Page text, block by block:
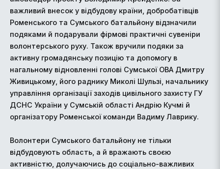
важливий внесок у відбудову країни, добробатівців
Роменського та Сумського батальйону відзначили
подяками й подарували фірмові практичні сувеніри
волонтерського руху. Також вручили подяки за
активну громадянську позицію та допомогу в
нагальному відновленні голові Сумської ОВА Дмитру
Живицькому, його раднику Миколі Шульзі, начальнику
управління організації заходів цивільного захисту ГУ
ДСНС України у Сумській області Андрію Кучмі й
організатору Роменської команди Вадиму Лаврику.
Волонтери Сумського батальйону не тільки
відбудовують область, а й вражають своєю
активністю, долучаючись до соціально-важливих